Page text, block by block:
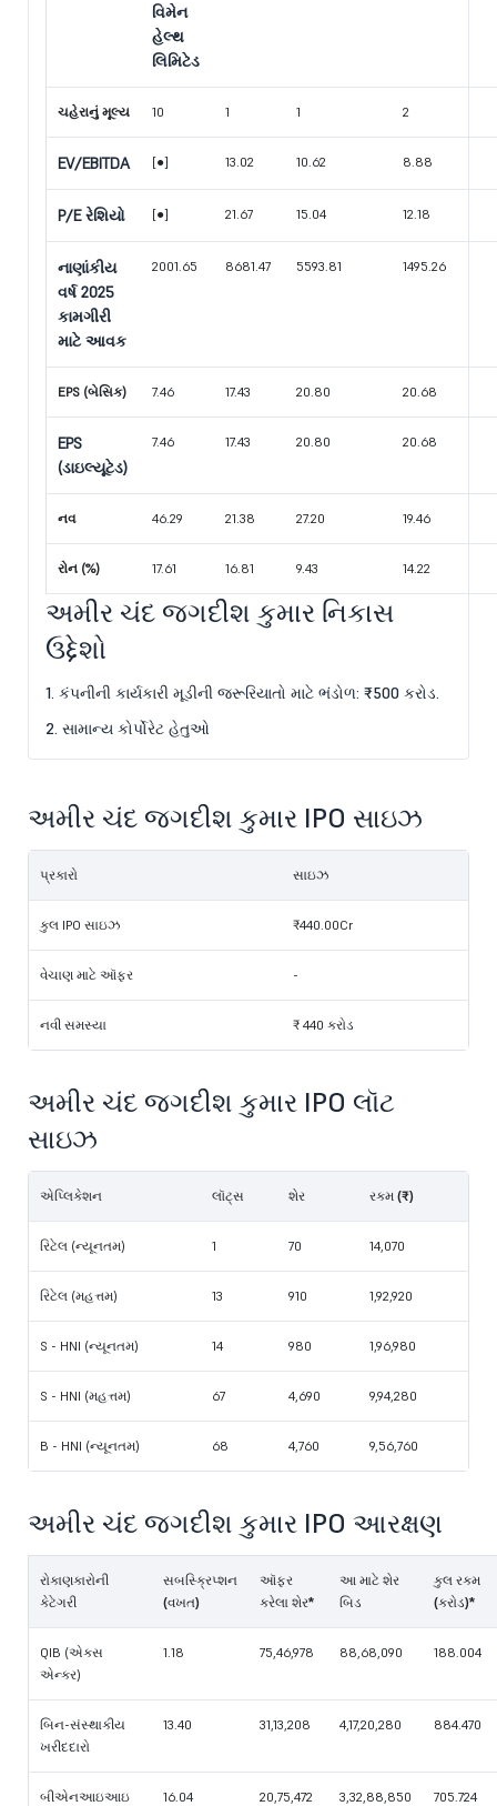
વિમેન
હેલ્થ
લિમિટેડ
ચહેરાનું મૂલ્ય 10 1 1 2
EV/EBITDA [●] 13.02 10.62 8.88
P/E રેશિયો [●] 21.67 15.04 12.18
નાણાંકીય
વર્ષ 2025
કામગીરી
માટે આવક
2001.65 8681.47 5593.81 1495.26
EPS (બેસિક) 7.46 17.43 20.80 20.68
EPS
(ડાઇલ્યૂટેડ)
7.46 17.43 20.80 20.68
નવ 46.29 21.38 27.20 19.46
રોન (%) 17.61 16.81 9.43 14.22
અમીર ચંદ જગદીશ કુમાર નિકાસ
ઉદ્દેશો
1. કંપનીની કાર્યકારી મૂડીની જરૂરિયાતો માટે ભંડોળ: ₹500 કરોડ.
2. સામાન્ય કોર્પોરેટ હેતુઓ
અમીર ચંદ જગદીશ કુમાર IPO સાઇઝ
પ્રકારો સાઇઝ
કુલ IPO સાઇઝ ₹440.00Cr
વેચાણ માટે ઑફર -
નવી સમસ્યા ₹ 440 કરોડ
અમીર ચંદ જગદીશ કુમાર IPO લૉટ
સાઇઝ
એપ્લિકેશન લૉટ્સ શેર રકમ (₹)
રિટેલ (ન્યૂનતમ) 1 70 14,070
રિટેલ (મહત્તમ) 13 910 1,92,920
S - HNI (ન્યૂનતમ) 14 980 ‬1,96,980
S - HNI (મહત્તમ) 67 4,690 9,94,280
B - HNI (ન્યૂનતમ) 68 4,760 9,56,760
અમીર ચંદ જગદીશ કુમાર IPO આરક્ષણ
રોકાણકારોની
કેટેગરી
સબસ્ક્રિપ્શન
(વખત)
ઑફર
કરેલા શેર*
આ માટે શેર
બિડ
કુલ રકમ
(કરોડ)*
QIB (એક્સ
એન્કર)
1.18 75,46,978 88,68,090 188.004
બિન-સંસ્થાકીય
ખરીદદારો
13.40 31,13,208 4,17,20,280 884.470
બીએનઆઇઆઇ 16.04 20,75,472 3,32,88,850 705.724